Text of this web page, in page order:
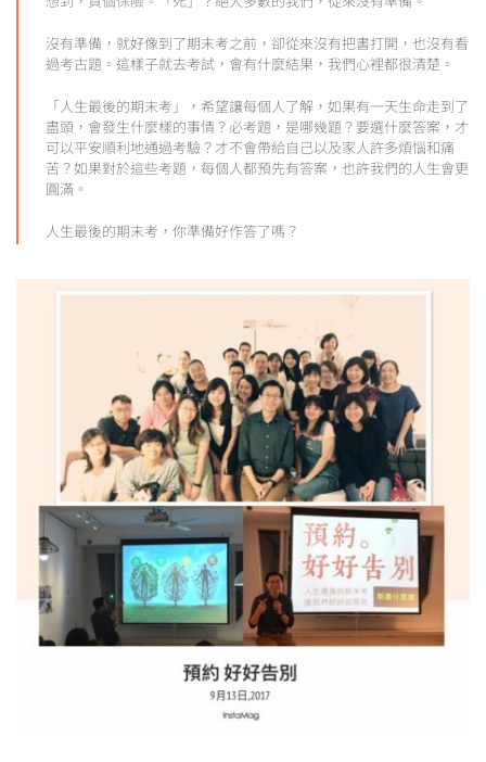
沒有準備，就好像到了期末考之前，卻從來沒有把書打開，也沒有看
過考古題。這樣子就去考試，會有什麼結果，我們心裡都很清楚。
「人生最後的期末考」，希望讓每個人了解，如果有一天生命走到了
盡頭，會發生什麼樣的事情？必考題，是哪幾題？要選什麼答案，才
可以平安順利地通過考驗？才不會帶給自己以及家人許多煩惱和痛
苦？如果對於這些考題，每個人都預先有答案，也許我們的人生會更
圓滿。
人生最後的期末考，你準備好作答了嗎？